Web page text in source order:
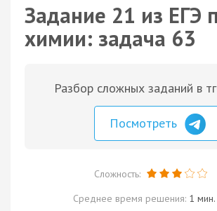
Задание 21 из ЕГЭ
химии: задача 63
Разбор сложных заданий в
Посмотреть
Сложность:
Среднее время решения: 1 мин.